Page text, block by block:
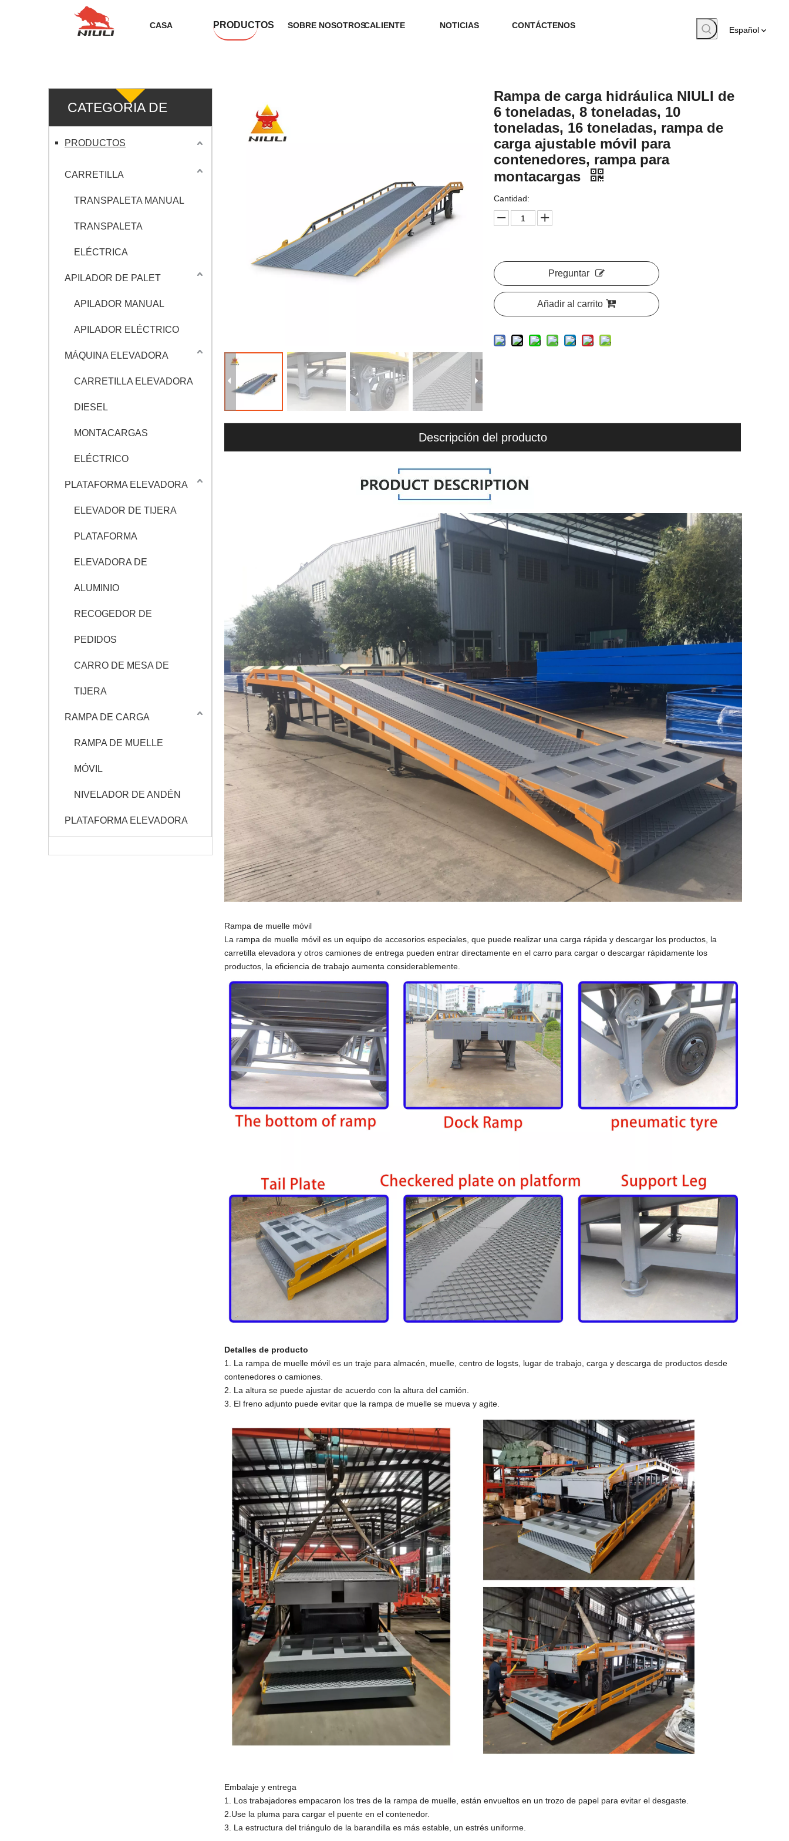
CASA PRODUCTOS SOBRE NOSOTROSCALIENTE NOTICIAS CONTÁCTENOS Español
CATEGORIA DE
PRODUCTO
PRODUCTOS
CARRETILLA
TRANSPALETA MANUAL
TRANSPALETA
ELÉCTRICA
APILADOR DE PALET
APILADOR MANUAL
APILADOR ELÉCTRICO
MÁQUINA ELEVADORA
CARRETILLA ELEVADORA
DIESEL
MONTACARGAS
ELÉCTRICO
PLATAFORMA ELEVADORA
ELEVADOR DE TIJERA
PLATAFORMA
ELEVADORA DE
ALUMINIO
RECOGEDOR DE
PEDIDOS
CARRO DE MESA DE
TIJERA
RAMPA DE CARGA
RAMPA DE MUELLE
MÓVIL
NIVELADOR DE ANDÉN
PLATAFORMA ELEVADORA
Rampa de carga hidráulica NIULI de
6 toneladas, 8 toneladas, 10
toneladas, 16 toneladas, rampa de
carga ajustable móvil para
contenedores, rampa para
montacargas
Cantidad:
Preguntar
Añadir al carrito
Descripción del producto
Rampa de muelle móvil
La rampa de muelle móvil es un equipo de accesorios especiales, que puede realizar una carga rápida y descargar los productos, la
carretilla elevadora y otros camiones de entrega pueden entrar directamente en el carro para cargar o descargar rápidamente los
productos, la eficiencia de trabajo aumenta considerablemente.
Detalles de producto
1. La rampa de muelle móvil es un traje para almacén, muelle, centro de logsts, lugar de trabajo, carga y descarga de productos desde
contenedores o camiones.
2. La altura se puede ajustar de acuerdo con la altura del camión.
3. El freno adjunto puede evitar que la rampa de muelle se mueva y agite.
Embalaje y entrega
1. Los trabajadores empacaron los tres de la rampa de muelle, están envueltos en un trozo de papel para evitar el desgaste.
2.Use la pluma para cargar el puente en el contenedor.
3. La estructura del triángulo de la barandilla es más estable, un estrés uniforme.